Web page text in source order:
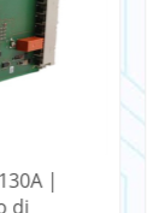
| Modulo